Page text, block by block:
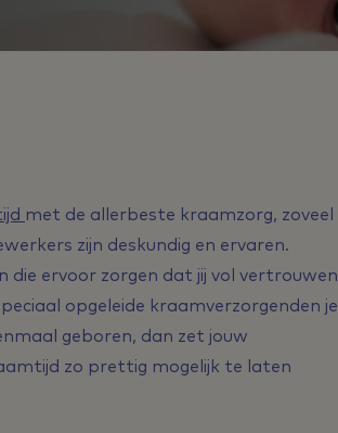
met de allerbeste kraamzorg, zoveel
zijn deskundig en ervaren.
die ervoor zorgen dat jij vol vertrouwen
opgeleide kraamverzorgenden je
geboren, dan zet jouw
zo prettig mogelijk te laten